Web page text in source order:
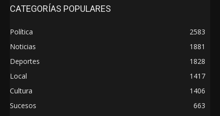
CATEGORÍAS POPULARES
Política
2583
Noticias
1881
Deportes
1828
Local
1417
Cultura
1406
Sucesos
663